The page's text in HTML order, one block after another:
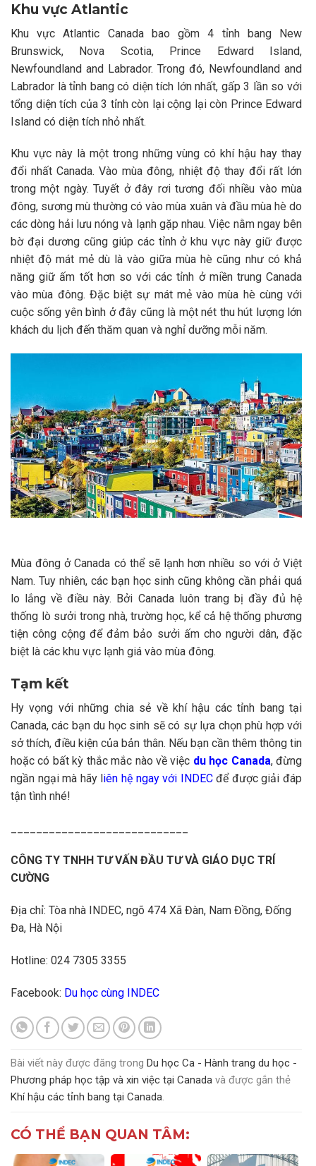
Khu vực Atlantic
Khu vực Atlantic Canada bao gồm 4 tỉnh bang New
Brunswick, Nova Scotia, Prince Edward Island,
Newfoundland and Labrador. Trong đó, Newfoundland and
Labrador là tỉnh bang có diện tích lớn nhất, gấp 3 lần so với
tổng diện tích của 3 tỉnh còn lại cộng lại còn Prince Edward
Island có diện tích nhỏ nhất.
Khu vực này là một trong những vùng có khí hậu hay thay
đổi nhất Canada. Vào mùa đông, nhiệt độ thay đổi rất lớn
trong một ngày. Tuyết ở đây rơi tương đối nhiều vào mùa
đông, sương mù thường có vào mùa xuân và đầu mùa hè do
các dòng hải lưu nóng và lạnh gặp nhau. Việc nằm ngay bên
bờ đại dương cũng giúp các tỉnh ở khu vực này giữ được
nhiệt độ mát mẻ dù là vào giữa mùa hè cũng như có khả
năng giữ ấm tốt hơn so với các tỉnh ở miền trung Canada
vào mùa đông. Đặc biệt sự mát mẻ vào mùa hè cùng với
cuộc sống yên bình ở đây cũng là một nét thu hút lượng lớn
khách du lịch đến thăm quan và nghỉ dưỡng mỗi năm.
Mùa đông ở Canada có thể sẽ lạnh hơn nhiều so với ở Việt
Nam. Tuy nhiên, các bạn học sinh cũng không cần phải quá
lo lắng về điều này. Bởi Canada luôn trang bị đầy đủ hệ
thống lò sưởi trong nhà, trường học, kể cả hệ thống phương
tiện công cộng để đảm bảo sưởi ấm cho người dân, đặc
biệt là các khu vực lạnh giá vào mùa đông.
Tạm kết
Hy vọng với những chia sẻ về khí hậu các tỉnh bang tại
Canada, các bạn du học sinh sẽ có sự lựa chọn phù hợp với
sở thích, điều kiện của bản thân. Nếu bạn cần thêm thông tin
hoặc có bất kỳ thắc mắc nào về việc du học Canada, đừng
ngần ngại mà hãy liên hệ ngay với INDEC để được giải đáp
tận tình nhé!
CÔNG TY TNHH TƯ VẤN ĐẦU TƯ VÀ GIÁO DỤC TRÍ
CƯỜNG
Địa chỉ: Tòa nhà INDEC, ngõ 474 Xã Đàn, Nam Đồng, Đống
Đa, Hà Nội
Hotline: 024 7305 3355
Facebook: Du học cùng INDEC
Bài viết này được đăng trong Du học Ca - Hành trang du học -
Phương pháp học tập và xin việc tại Canada và được gắn thẻ
Khí hậu các tỉnh bang tại Canada.
CÓ THỂ BẠN QUAN TÂM: